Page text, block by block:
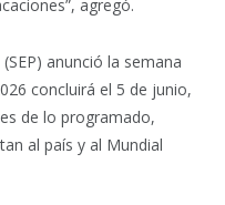
agregó.
anunció la semana
concluirá el 5 de junio,
de lo programado,
al país y al Mundial